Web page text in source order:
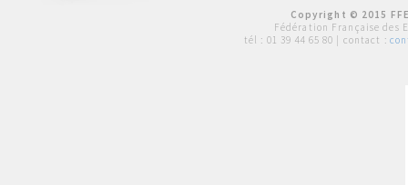
Copyright © 2015
Fédération Française des
tél : 01 39 44 65 80 | contact :